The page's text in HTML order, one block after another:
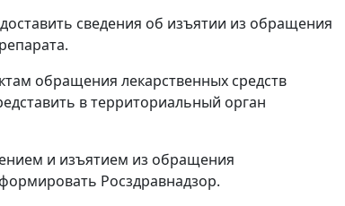
сведения об изъятии из обращения
обращения лекарственных средств
в территориальный орган
и изъятием из обращения
Росздравнадзор.